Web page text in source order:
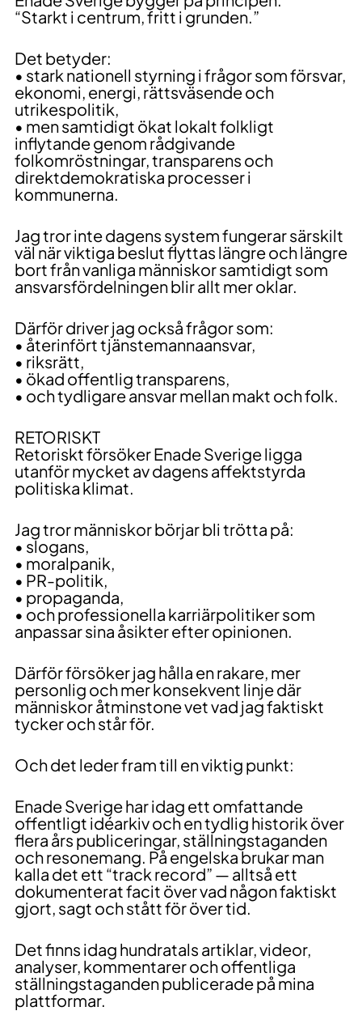
“Starkt i centrum, fritt i grunden.”
Det betyder:
• stark nationell styrning i frågor som försvar,
ekonomi, energi, rättsväsende och
utrikespolitik,
• men samtidigt ökat lokalt folkligt
inflytande genom rådgivande
folkomröstningar, transparens och
direktdemokratiska processer i
kommunerna.
Jag tror inte dagens system fungerar särskilt
väl när viktiga beslut flyttas längre och längre
bort från vanliga människor samtidigt som
ansvarsfördelningen blir allt mer oklar.
Därför driver jag också frågor som:
• återinfört tjänstemannaansvar,
• riksrätt,
• ökad offentlig transparens,
• och tydligare ansvar mellan makt och folk.
RETORISKT
Retoriskt försöker Enade Sverige ligga
utanför mycket av dagens affektstyrda
politiska klimat.
Jag tror människor börjar bli trötta på:
• slogans,
• moralpanik,
• PR-politik,
• propaganda,
• och professionella karriärpolitiker som
anpassar sina åsikter efter opinionen.
Därför försöker jag hålla en rakare, mer
personlig och mer konsekvent linje där
människor åtminstone vet vad jag faktiskt
tycker och står för.
Och det leder fram till en viktig punkt:
Enade Sverige har idag ett omfattande
offentligt idéarkiv och en tydlig historik över
flera års publiceringar, ställningstaganden
och resonemang. På engelska brukar man
kalla det ett “track record” — alltså ett
dokumenterat facit över vad någon faktiskt
gjort, sagt och stått för över tid.
Det finns idag hundratals artiklar, videor,
analyser, kommentarer och offentliga
ställningstaganden publicerade på mina
plattformar.